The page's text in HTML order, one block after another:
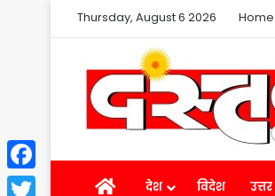
Thursday, August 6 2026 Home
Homeदेश विदेश
Facebook